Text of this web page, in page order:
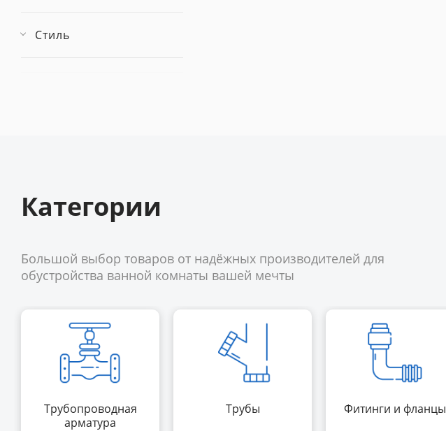
Стиль
Категории
Большой выбор товаров от надёжных производителей для
обустройства ванной комнаты вашей мечты
Трубопроводная
арматура
Трубы Фитинги и фланцы